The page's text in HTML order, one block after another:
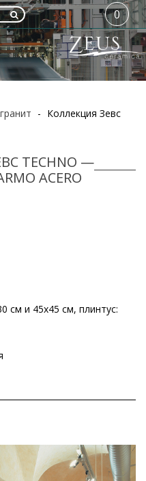
0
- Коллекция Зевс
TECHNO —
ACERO
см и 45х45 см, плинтус: